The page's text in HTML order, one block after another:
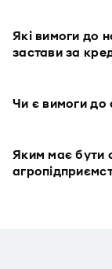
Які вимоги до
застави за
Чи є вимоги до
Яким має бути